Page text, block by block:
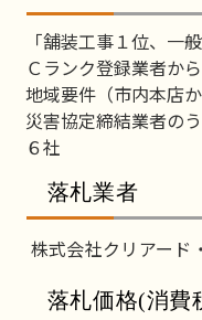
「舗装工事１位、一
Ｃランク登録業者か
地域要件（市内本店
災害協定締結業者の
６社
落札業者
株式会社クリアード
落札価格(消費